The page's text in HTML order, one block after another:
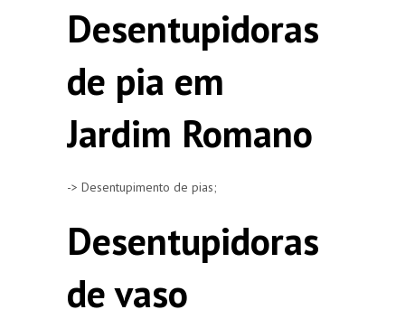
Desentupidoras
de pia em
Jardim Romano
-> Desentupimento de pias;
Desentupidoras
de vaso